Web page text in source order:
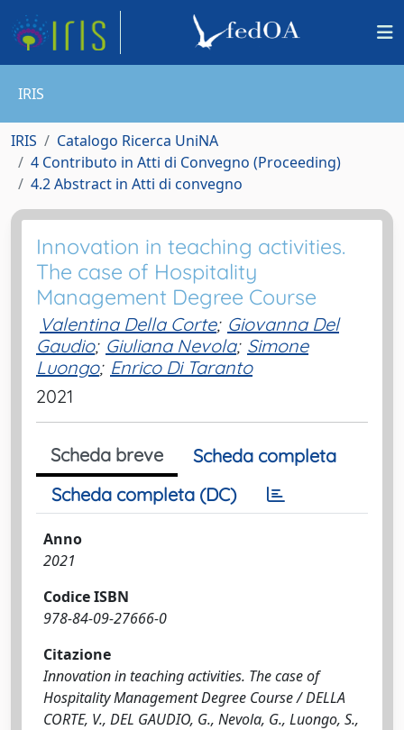
IRIS
IRIS
Catalogo Ricerca UniNA
4 Contributo in Atti di Convegno (Proceeding)
4.2 Abstract in Atti di convegno
Innovation in teaching activities.
The case of Hospitality
Management Degree Course
Valentina Della Corte; Giovanna Del
Gaudio; Giuliana Nevola; Simone
Luongo; Enrico Di Taranto
2021
Scheda breve
Scheda completa
Scheda completa (DC)
Anno
2021
Codice ISBN
978-84-09-27666-0
Citazione
Innovation in teaching activities. The case of
Hospitality Management Degree Course / DELLA
CORTE, V., DEL GAUDIO, G., Nevola, G., Luongo, S.,